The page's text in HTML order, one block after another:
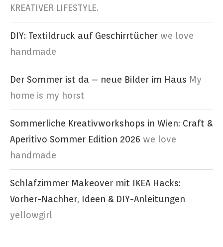
KREATIVER LIFESTYLE.
DIY: Textildruck auf Geschirrtücher we love
handmade
Der Sommer ist da – neue Bilder im Haus My
home is my horst
Sommerliche Kreativworkshops in Wien: Craft &
Aperitivo Sommer Edition 2026 we love
handmade
Schlafzimmer Makeover mit IKEA Hacks:
Vorher-Nachher, Ideen & DIY-Anleitungen
yellowgirl